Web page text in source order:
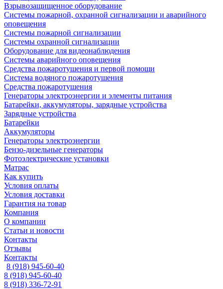
Взрывозащищенное оборудование
Системы пожарной, охранной сигнализации и аварийного
оповещения
Системы пожарной сигнализации
Системы охранной сигнализации
Оборудование для видеонаблюдения
Системы аварийного оповещения
Средства пожаротушения и первой помощи
Система водяного пожаротушения
Средства пожаротушения
Генераторы электроэнергии и элементы питания
Батарейки, аккумуляторы, зарядные устройства
Зарядные устройства
Батарейки
Аккумуляторы
Генераторы электроэнергии
Бензо-дизельные генераторы
Фотоэлектрические установки
Матрас
Как купить
Условия оплаты
Условия доставки
Гарантия на товар
Компания
О компании
Статьи и новости
Контакты
Отзывы
Контакты
8 (918) 945-60-40
8 (918) 945-60-40
8 (918) 336-72-91